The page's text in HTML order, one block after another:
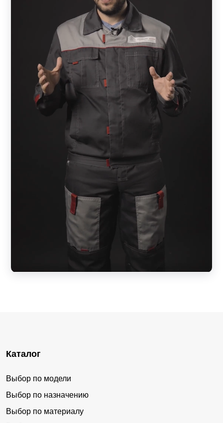
Каталог
Выбор по модели
Выбор по назначению
Выбор по материалу